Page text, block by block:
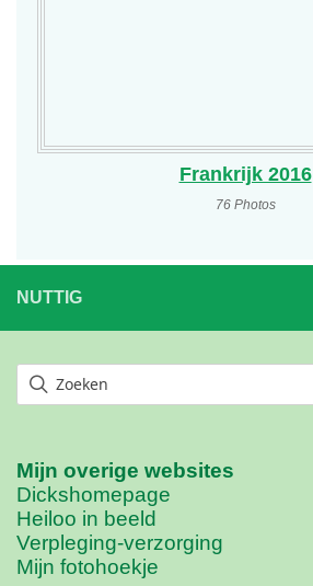
Frankrijk 2016
76 Photos
NUTTIG
Mijn overige websites
Dickshomepage
Heiloo in beeld
Verpleging-verzorging
Mijn fotohoekje